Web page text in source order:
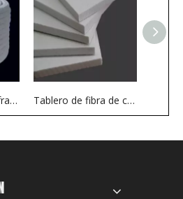
Cuerda de fibra refractaria Tablero de fibra de cerámica 2300 ℉ 2600 ℉ para la industria de la calefacción térmica del horno Insualtion